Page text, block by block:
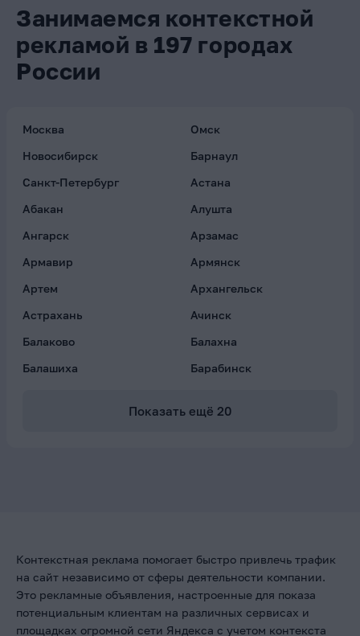
Занимаемся контекстной
рекламой в 197 городах
России
Москва
Омск
Новосибирск
Барнаул
Санкт-Петербург
Астана
Абакан
Алушта
Ангарск
Арзамас
Армавир
Армянск
Артем
Архангельск
Астрахань
Ачинск
Балаково
Балахна
Балашиха
Барабинск
Показать ещё 20
Контекстная реклама помогает быстро привлечь трафик
на сайт независимо от сферы деятельности компании.
Это рекламные объявления, настроенные для показа
потенциальным клиентам на различных сервисах и
площадках огромной сети Яндекса с учетом контекста